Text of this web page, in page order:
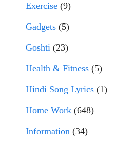
Exercise (9)
Gadgets (5)
Goshti (23)
Health & Fitness (5)
Hindi Song Lyrics (1)
Home Work (648)
Information (34)